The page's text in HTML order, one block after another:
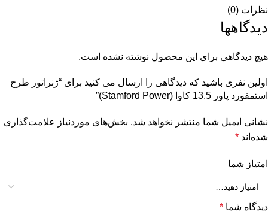
نظرات (0)
دیدگاهها
هیچ دیدگاهی برای این محصول نوشته نشده است.
اولین نفری باشید که دیدگاهی را ارسال می کنید برای “ژنراتور طرح
استمفورد پاور 13.5 کاوا (Stamford Power)”
نشانی ایمیل شما منتشر نخواهد شد. بخش‌های موردنیاز علامت‌گذاری
شده‌اند *
امتیاز شما
دیدگاه شما *